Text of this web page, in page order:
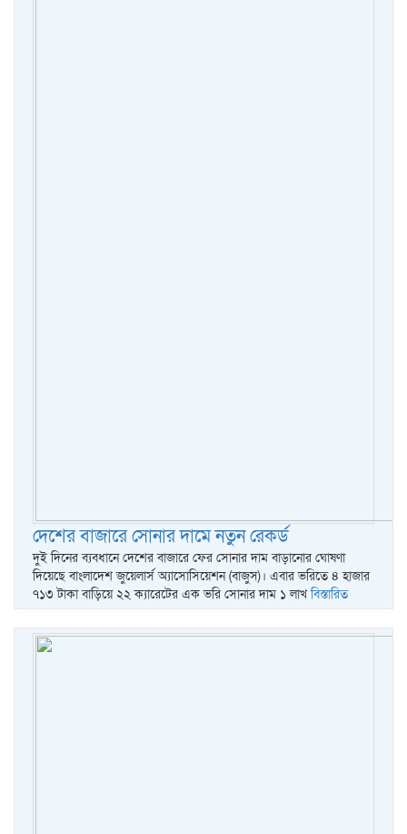
দেশের বাজারে সোনার দামে নতুন রেকর্ড
দুই দিনের ব্যবধানে দেশের বাজারে ফের সোনার দাম বাড়ানোর ঘোষণা
দিয়েছে বাংলাদেশ জুয়েলার্স অ্যাসোসিয়েশন (বাজুস)। এবার ভরিতে ৪ হাজার
৭১৩ টাকা বাড়িয়ে ২২ ক্যারেটের এক ভরি সোনার দাম ১ লাখবিস্তারিত